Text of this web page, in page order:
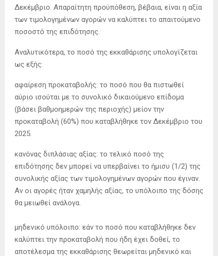
Δεκέμβριο. Απαραίτητη προϋπόθεση, βέβαια, είναι η αξία
των τιμολογημένων αγορών να καλύπτει το απαιτούμενο
ποσοστό της επιδότησης.
Αναλυτικότερα, το ποσό της εκκαθάρισης υπολογίζεται
ως εξής:
αφαίρεση προκαταβολής: το ποσό που θα πιστωθεί
αύριο ισούται με το συνολικό δικαιούμενο επίδομα
(βάσει βαθμοημερών της περιοχής) μείον την
προκαταβολή (60%) που καταβλήθηκε τον Δεκέμβριο του
2025.
κανόνας διπλάσιας αξίας: το τελικό ποσό της
επιδότησης δεν μπορεί να υπερβαίνει το ήμισυ (1/2) της
συνολικής αξίας των τιμολογημένων αγορών που έγιναν.
Αν οι αγορές ήταν χαμηλής αξίας, το υπόλοιπο της δόσης
θα μειωθεί ανάλογα.
μηδενικό υπόλοιπο: εάν το ποσό που καταβλήθηκε δεν
καλύπτει την προκαταβολή που ήδη έχει δοθεί, το
αποτέλεσμα της εκκαθάρισης θεωρείται μηδενικό και